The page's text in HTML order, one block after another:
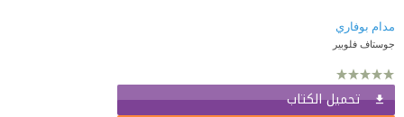
مدام بوفاري
جوستاف فلوبير
تحميل الكتاب